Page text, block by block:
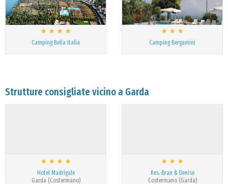
Camping Bella Italia Camping Bergamini
Strutture consigliate vicino a Garda
Hotel Madrigale
Garda (Costermano)
Res. Bran & Denise
Costermano (Garda)